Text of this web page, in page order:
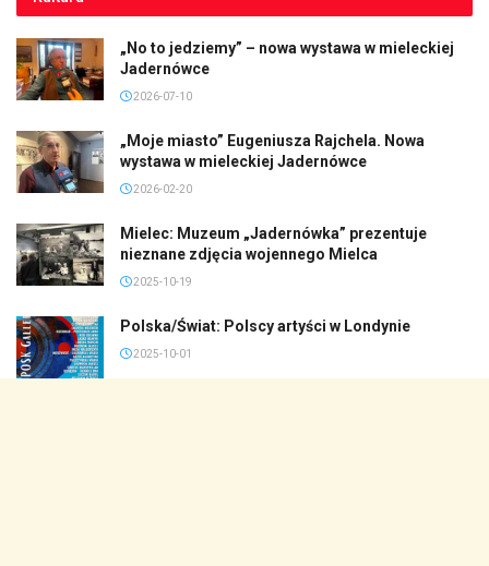
„No to jedziemy” – nowa wystawa w mieleckiej
Jadernówce
2026-07-10
„Moje miasto” Eugeniusza Rajchela. Nowa
wystawa w mieleckiej Jadernówce
2026-02-20
Mielec: Muzeum „Jadernówka” prezentuje
nieznane zdjęcia wojennego Mielca
2025-10-19
Polska/Świat: Polscy artyści w Londynie
2025-10-01